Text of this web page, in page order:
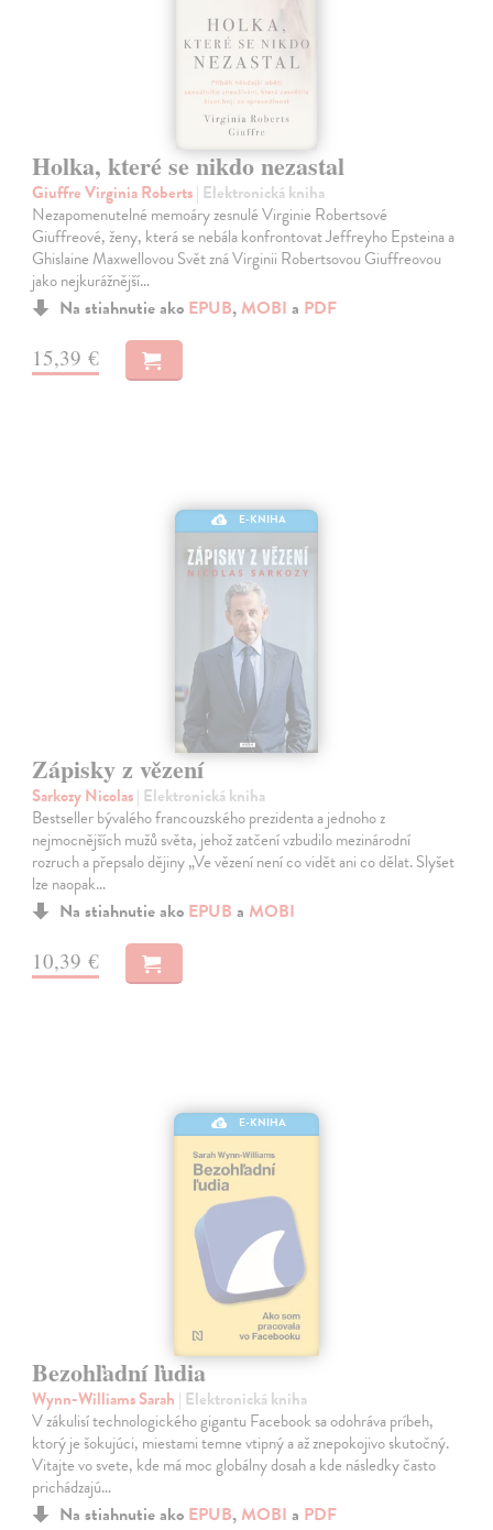
Holka, které se nikdo nezastal
Giuffre Virginia Roberts| Elektronická kniha
Nezapomenutelné memoáry zesnulé Virginie Robertsové
Giuffreové, ženy, která se nebála konfrontovat Jeffreyho Epsteina a
Ghislaine Maxwellovou Svět zná Virginii Robertsovou Giuffreovou
jako nejkurážnější…
Na stiahnutie ako EPUB, MOBI a PDF
15,39 €
E-KNIHA
Zápisky z vězení
Sarkozy Nicolas| Elektronická kniha
Bestseller bývalého francouzského prezidenta a jednoho z
nejmocnějších mužů světa, jehož zatčení vzbudilo mezinárodní
rozruch a přepsalo dějiny „Ve vězení není co vidět ani co dělat. Slyšet
lze naopak…
Na stiahnutie ako EPUB a MOBI
10,39 €
E-KNIHA
Bezohľadní ľudia
Wynn-Williams Sarah | Elektronická kniha
V zákulisí technologického gigantu Facebook sa odohráva príbeh,
ktorý je šokujúci, miestami temne vtipný a až znepokojivo skutočný.
Vitajte vo svete, kde má moc globálny dosah a kde následky často
prichádzajú…
Na stiahnutie ako EPUB, MOBI a PDF